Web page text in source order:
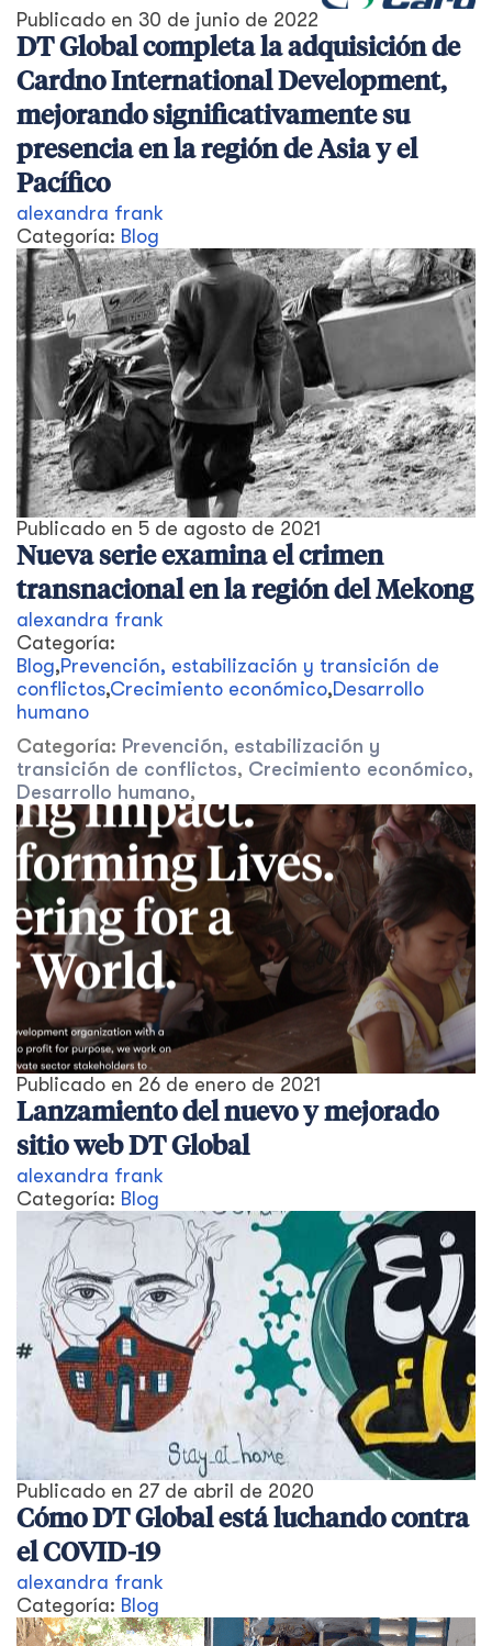
Publicado en 30 de junio de 2022
DT Global completa la adquisición de
Cardno International Development,
mejorando significativamente su
presencia en la región de Asia y el
Pacífico
alexandra frank
Categoría: Blog
Publicado en 5 de agosto de 2021
Nueva serie examina el crimen
transnacional en la región del Mekong
alexandra frank
Categoría:
Blog,Prevención, estabilización y transición de
conflictos,Crecimiento económico,Desarrollo
humano
Categoría: Prevención, estabilización y
transición de conflictos, Crecimiento económico,
Desarrollo humano,
Publicado en 26 de enero de 2021
Lanzamiento del nuevo y mejorado
sitio web DT Global
alexandra frank
Categoría: Blog
Publicado en 27 de abril de 2020
Cómo DT Global está luchando contra
el COVID-19
alexandra frank
Categoría: Blog